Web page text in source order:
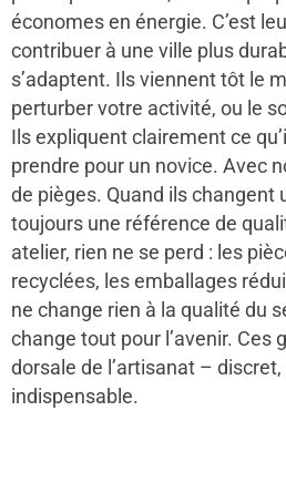
économes en énergie. C’est
contribuer à une ville plus
s’adaptent. Ils viennent tôt le
perturber votre activité, ou le
Ils expliquent clairement ce
prendre pour un novice. Avec
de pièges. Quand ils changent
toujours une référence de
atelier, rien ne se perd : les
recyclées, les emballages
ne change rien à la qualité du
change tout pour l’avenir. Ces
dorsale de l’artisanat –
indispensable.